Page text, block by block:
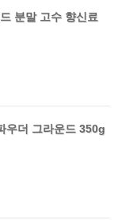
분말 고수 향신료
우더 그라운드 350g